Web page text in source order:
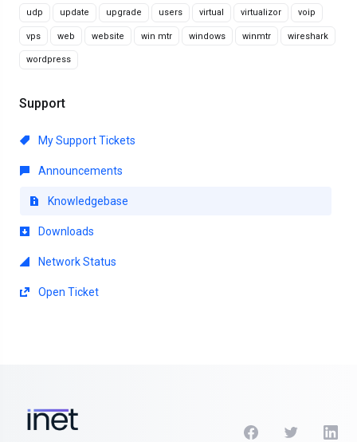
udp update upgrade users virtual virtualizor voip
vps web website win mtr windows winmtr wireshark
wordpress
Support
My Support Tickets
Announcements
Knowledgebase
Downloads
Network Status
Open Ticket